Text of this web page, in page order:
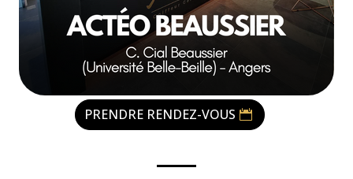
PRENDRE RENDEZ-VOUS